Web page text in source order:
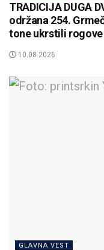
TRADICIJA DUGA
održana 254.
tone ukrstili rogove
10.08.2026
GLAVNA VEST